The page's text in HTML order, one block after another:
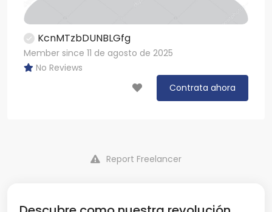
KcnMTzbDUNBLGfg
Member since 11 de agosto de 2025
No Reviews
Contrata ahora
Report Freelancer